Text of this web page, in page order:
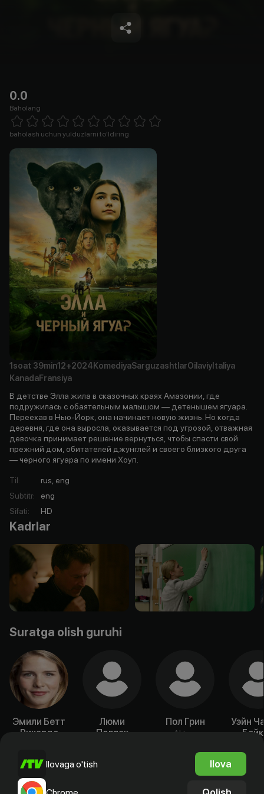
0.0
Baholang
1 Star 2 Stars 3 Stars 4 Stars5 Stars 6 Stars7 Stars8 Stars
baholash uchun yulduzlarni to'ldiring
1soat 39min12+2024 KomediyaSarguzashtlarOilaviy Italiya
KanadaFransiya
В детстве Элла жила в сказочных краях Амазонии, где
подружилась с обаятельным малышом — детенышем ягуара.
Переехав в Нью-Йорк, она начинает новую жизнь. Но когда
деревня, где она выросла, оказывается под угрозой, отважная
девочка принимает решение вернуться, чтобы спасти свой
прежний дом, обитателей джунглей и своего близкого друга
— черного ягуара по имени Хоуп.
Til:
rus, eng
Subtitr:
eng
Sifati: HD
Kadrlar
Suratga olish guruhi
Эмили Бетт
Рикардс
Люми
Поллак
Пол Грин
Aktyor
Уэйн
Ilovaga o'tish Ilova